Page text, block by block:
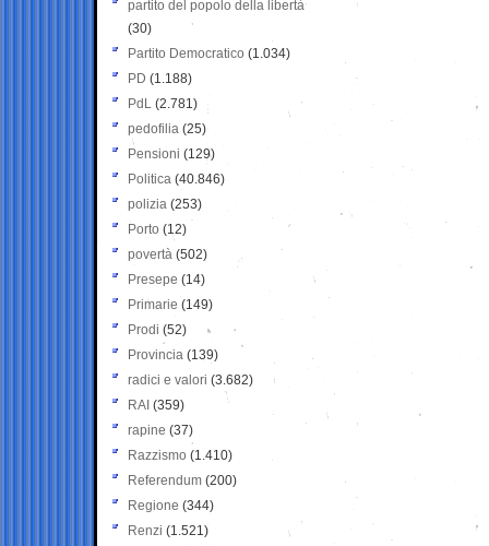
partito del popolo della libertà
(30)
Partito Democratico (1.034)
PD (1.188)
PdL (2.781)
pedofilia (25)
Pensioni (129)
Politica (40.846)
polizia (253)
Porto (12)
povertà (502)
Presepe (14)
Primarie (149)
Prodi (52)
Provincia (139)
radici e valori (3.682)
RAI (359)
rapine (37)
Razzismo (1.410)
Referendum (200)
Regione (344)
Renzi (1.521)